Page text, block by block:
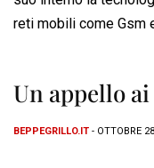
reti mobili come Gsm
Un appello
BEPPEGRILLO.IT - OTTOBRE